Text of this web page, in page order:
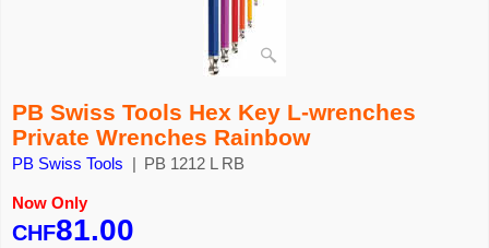
PB Swiss Tools Hex Key L-wrenches
Private Wrenches Rainbow
PB Swiss Tools PB 1212 L RB
Now Only
CHF81.00